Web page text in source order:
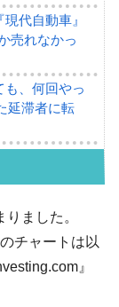
代自動車』
売れなかっ
も、何回やっ
延滞者に転
絶好調。半導
だソレ。
ました。
チャートは以
』